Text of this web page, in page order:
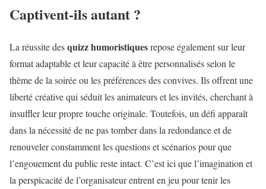
Captivent-ils autant ?
La réussite desquizz humoristiquesrepose également sur leur
format adaptable et leur capacité à être personnalisés selon le
thème de la soirée ou les préférences des convives. Ils offrent une
liberté créative qui séduit les animateurs et les invités, cherchant à
insuffler leur propre touche originale. Toutefois, un défi apparaît
dans la nécessité de ne pas tomber dans la redondance et de
renouveler constamment les questions et scénarios pour que
l’engouement du public reste intact. C’est ici que l’imagination et
la perspicacité de l’organisateur entrent en jeu pour tenir les